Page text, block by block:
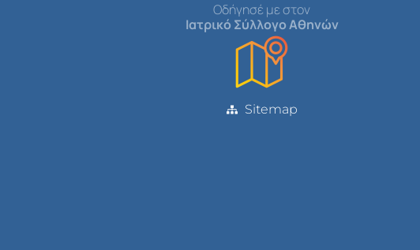
Οδήγησέ με στον
Ιατρικό Σύλλογο Αθηνών
Sitemap